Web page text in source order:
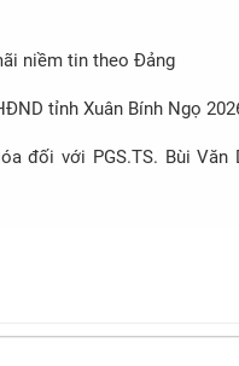
niềm tin theo Đảng
tỉnh Xuân Bính Ngọ
đối với PGS.TS. Bùi Văn